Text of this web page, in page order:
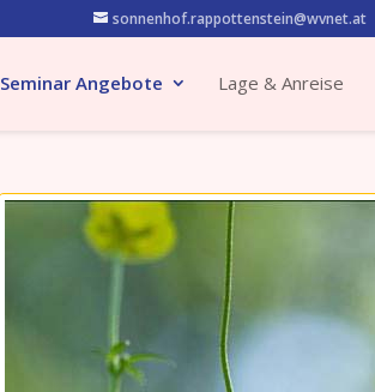
sonnenhof.rappottenstein@wvnet.at
Seminar Angebote Lage & Anreise